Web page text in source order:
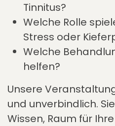
Tinnitus?
Welche Rolle
Stress oder
Welche
helfen?
Unsere
und unverbindlich.
Wissen, Raum für